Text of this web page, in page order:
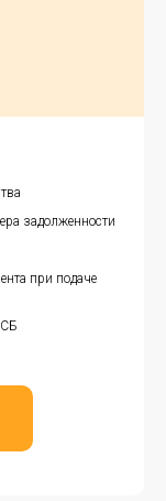
задолженности
при подаче